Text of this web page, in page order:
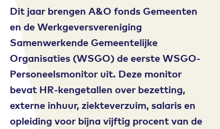
Dit jaar brengen A&O fonds Gemeenten
en de Werkgeversvereniging
Samenwerkende Gemeentelijke
Organisaties (WSGO) de eerste WSGO-
Personeelsmonitor uit. Deze monitor
bevat HR-kengetallen over bezetting,
externe inhuur, ziekteverzuim, salaris en
opleiding voor bijna vijftig procent van de